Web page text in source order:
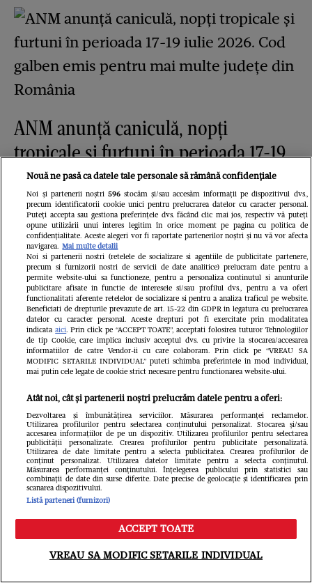
ANM anunță caniculă, nopți
tropicale și furtuni în perioada 17-19
iulie 2026. Cod galben emis pentru
mai multe județe din România
Din aceeași categorie
Meniu Caută
Nouă ne pasă ca datele tale personale să rămână confidențiale
Noi și partenerii noștri 596stocăm și/sau accesăm informații pe dispozitivul dvs.,
precum identificatorii cookie unici pentru prelucrarea datelor cu caracter personal.
Puteți accepta sau gestiona preferințele dvs. făcând clic mai jos, respectiv vă puteți
opune utilizării unui interes legitim în orice moment pe pagina cu politica de
confidențialitate. Aceste alegeri vor fi raportate partenerilor noștri și nu vă vor afecta
navigarea. Mai multe detalii
Noi si partenerii nostri (retelele de socializare si agentiile de publicitate partenere,
precum si furnizorii nostri de servicii de date analitice) prelucram date pentru a
permite website-ului sa functioneze, pentru a personaliza continutul si anunturile
publicitare afisate in functie de interesele si/sau profilul dvs., pentru a va oferi
functionalitati aferente retelelor de socializare si pentru a analiza traficul pe website.
Beneficiati de drepturile prevazute de art. 15-22 din GDPR in legatura cu prelucrarea
datelor cu caracter personal. Aceste drepturi pot fi exercitate prin modalitatea
indicataaici. Prin click pe “ACCEPT TOATE”, acceptati folosirea tuturor Tehnologiilor
de tip Cookie, care implica inclusiv acceptul dvs. cu privire la stocarea/accesarea
informatiilor de catre Vendor-ii cu care colaboram. Prin click pe “VREAU SA
MODIFIC SETARILE INDIVIDUAL” puteti schimba preferintele in mod individual,
mai putin cele legate de cookie strict necesare pentru functionarea website-ului.
Atât noi, cât și partenerii noștri prelucrăm datele pentru a oferi:
Dezvoltarea și îmbunătățirea serviciilor. Măsurarea performanței reclamelor.
Utilizarea profilurilor pentru selectarea conținutului personalizat. Stocarea și/sau
accesarea informațiilor de pe un dispozitiv. Utilizarea profilurilor pentru selectarea
publicității personalizate. Crearea profilurilor pentru publicitate personalizată.
Utilizarea de date limitate pentru a selecta publicitatea. Crearea profilurilor de
conținut personalizat. Utilizarea datelor limitate pentru a selecta conținutul.
Măsurarea performanței conținutului. Înțelegerea publicului prin statistici sau
combinații de date din surse diferite. Date precise de geolocație și identificarea prin
scanarea dispozitivului.
Listă parteneri (furnizori)
ACCEPT TOATE
VREAU SA MODIFIC SETARILE INDIVIDUAL